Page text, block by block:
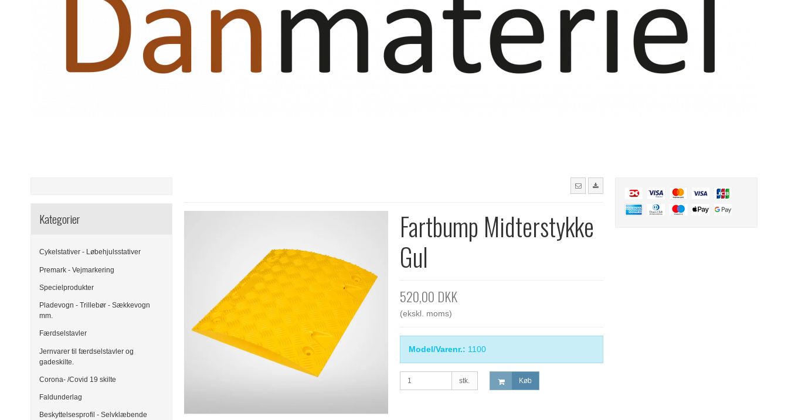
Kategorier
Cykelstativer - Løbehjulsstativer
Premark - Vejmarkering
Specielprodukter
Pladevogn - Trillebør - Sækkevogn
mm.
Færdselstavler
Jernvarer til færdselstavler og
gadeskilte.
Corona- /Covid 19 skilte
Faldunderlag
Beskyttelsesprofil - Selvklæbende
Fartbump Midterstykke
Gul
520,00 DKK
(ekskl. moms)
Model/Varenr.: 1100
stk. Køb